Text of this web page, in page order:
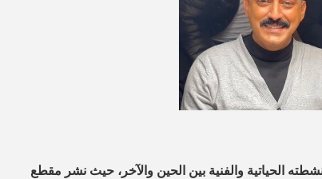
الحياتية والفنية بين الحين والآخر، حيث نشر مقطع